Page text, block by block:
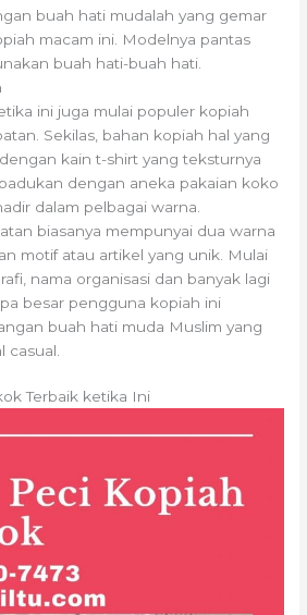
buah hati mudalah yang gemar
macam ini. Modelnya pantas
buah hati-buah hati.
ini juga mulai populer kopiah
Sekilas, bahan kopiah hal yang
kain t-shirt yang teksturnya
dengan aneka pakaian koko
dalam pelbagai warna.
biasanya mempunyai dua warna
motif atau artikel yang unik. Mulai
nama organisasi dan banyak lagi
besar pengguna kopiah ini
buah hati muda Muslim yang
casual.
Terbaik ketika Ini